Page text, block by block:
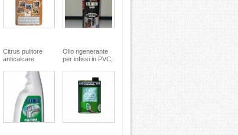
Citrus pulitore
anticalcare
con nebulizzatore
- faren industrie
chimiche spa
Olio rigenerante
per infissi in PVC,
TEKNICA -
TEKNICA